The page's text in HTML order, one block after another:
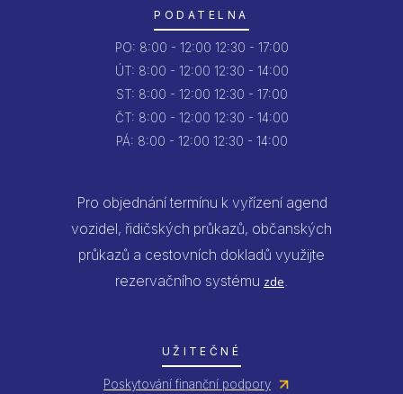
PODATELNA
PO: 8:00 - 12:00 12:30 - 17:00
ÚT: 8:00 - 12:00 12:30 - 14:00
ST: 8:00 - 12:00 12:30 - 17:00
ČT: 8:00 - 12:00 12:30 - 14:00
PÁ: 8:00 - 12:00 12:30 - 14:00
Pro objednání termínu k vyřízení agend
vozidel, řidičských průkazů, občanských
průkazů a cestovních dokladů využijte
rezervačního systému zde
UŽITEČNÉ
Poskytování finanční podpory